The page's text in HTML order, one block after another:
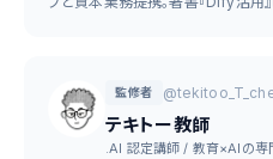
監修者
テキトー教師
.AI 認定講師 / 教育×AIの専